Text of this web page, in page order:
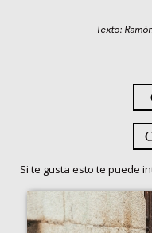
Texto:
Si te gusta esto te puede